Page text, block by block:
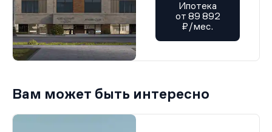
Ипотека
от 89 892
₽/мес.
Вам может быть интересно